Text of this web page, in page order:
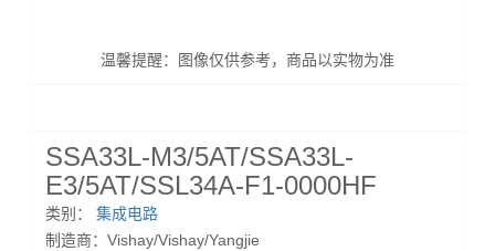
温馨提醒：图像仅供参考，商品以实物为准
SSA33L-M3/5AT/SSA33L-
E3/5AT/SSL34A-F1-0000HF
类别： 集成电路
制造商：Vishay/Vishay/Yangjie